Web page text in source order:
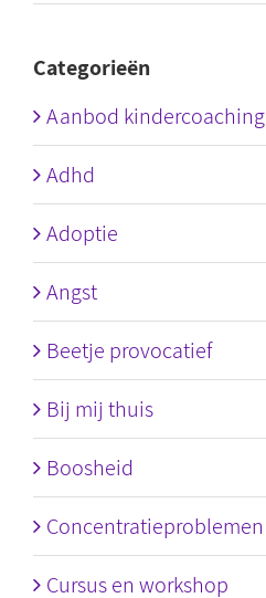
Categorieën
Aanbod kindercoaching
Adhd
Adoptie
Angst
Beetje provocatief
Bij mij thuis
Boosheid
Concentratieproblemen
Cursus en workshop